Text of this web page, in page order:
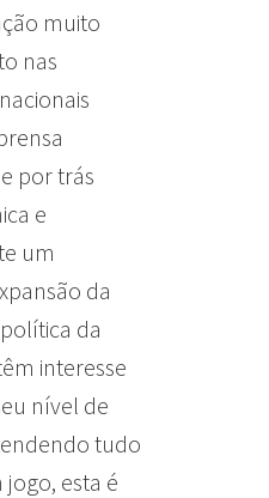
muito
nas
por trás
e
um
da
da
interesse
nível de
tudo
esta é